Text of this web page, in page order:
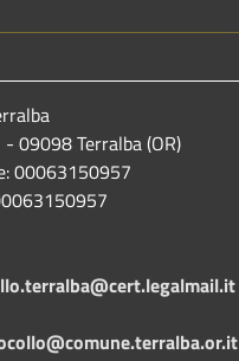
09098 Terralba (OR)
00063150957